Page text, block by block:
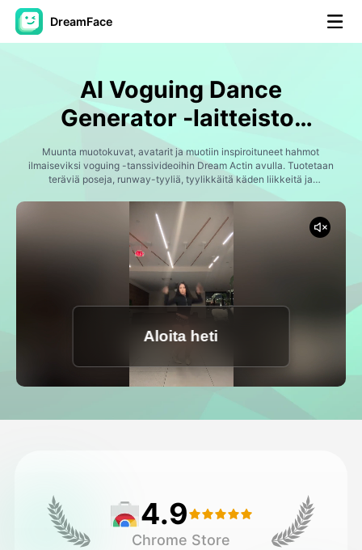
DreamFace
Avatar-video
Video
Kuvaus ▼
Näytä kaikki työkalut
Avatar-video
▼
Muut työkalut
AI Voguing Dance
Generator -laitteisto,
joka on tehty
Muunta muotokuvat, avatarit ja muotiin inspiroituneet hahmot
ilmaiseviksi voguing -tanssivideoihin Dream Actin avulla. Tuotetaan
teräviä poseja, runway-tyyliä, tyylikkäitä käden liikkeitä ja
tanssiainrakenteisiin, muoti sisältöön ja lyhyisiin luojatevideoihin.
Aloita heti
4.9
Chrome Store